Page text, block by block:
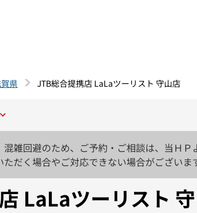
県 JTB総合提携店 LaLaツーリスト 守山店
混雑回避のため、ご予約・ご相談は、当Ｈ
だく場合やご対応できない場合がござい
LaLaツーリスト